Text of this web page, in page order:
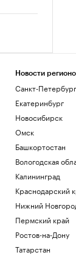
Новости
Санкт-
Екатеринбург
Новосибирск
Омск
Башкортостан
Вологодская
Калининград
Краснодарский
Нижний
Пермский край
Ростов-на-Дону
Татарстан